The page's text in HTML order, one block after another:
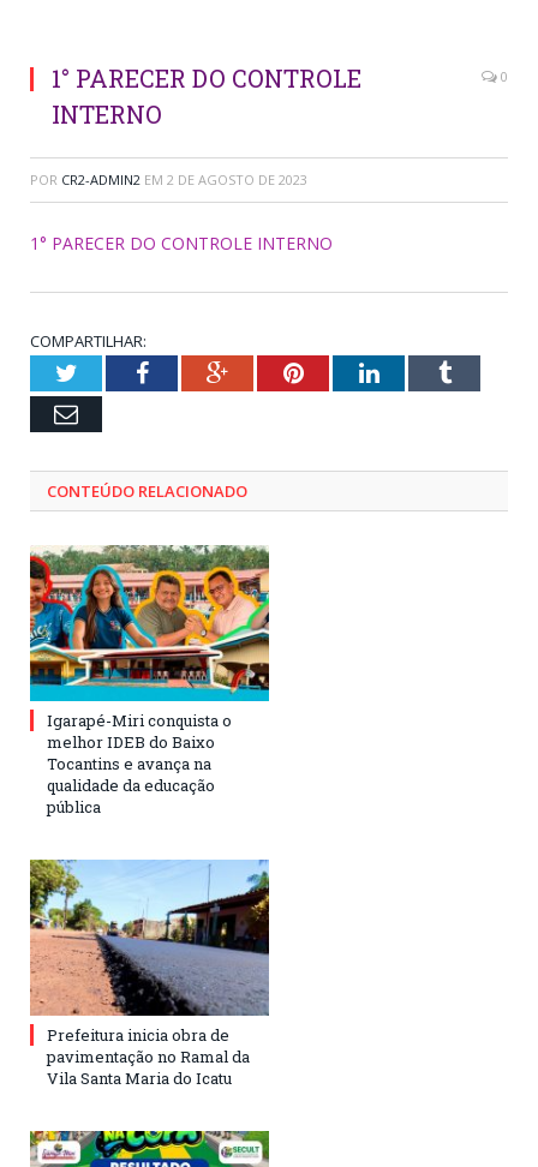
1° PARECER DO CONTROLE
INTERNO
0
POR CR2-ADMIN2 EM 2 DE AGOSTO DE 2023
1° PARECER DO CONTROLE INTERNO
COMPARTILHAR:
TwitterFacebookGoogle+PinterestLinkedInTumblr
Email
CONTEÚDO RELACIONADO
Igarapé-Miri conquista o
melhor IDEB do Baixo
Tocantins e avança na
qualidade da educação
pública
Prefeitura inicia obra de
pavimentação no Ramal da
Vila Santa Maria do Icatu